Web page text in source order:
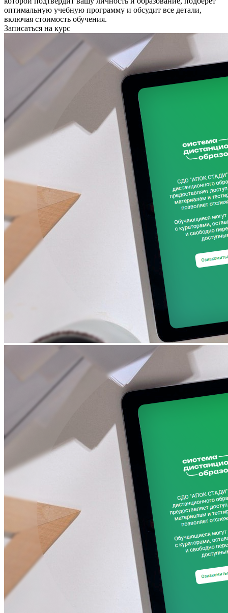
оптимальную учебную программу и обсудит все детали,
включая стоимость обучения.
Записаться на курс